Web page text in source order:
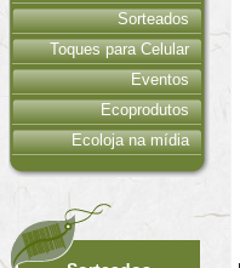
Sorteados
Toques para Celular
Eventos
Ecoprodutos
Ecoloja na mídia